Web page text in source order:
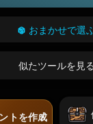
おまかせで選
似たツールを見る
トを作成